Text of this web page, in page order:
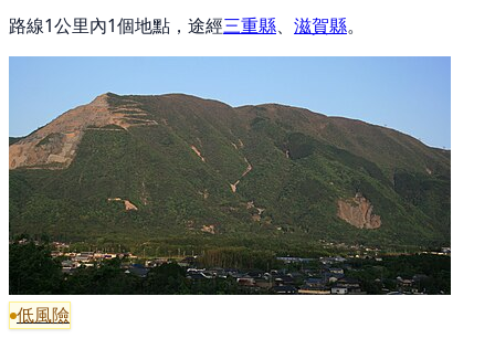
路線1公里內1個地點，途經三重縣、 滋賀縣。
低風險